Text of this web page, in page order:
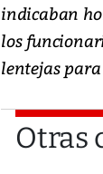
indicaban
los
lentejas
Otras